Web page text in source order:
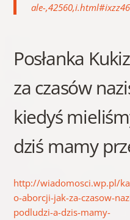
ale-
Posłanka
za czasów
kiedyś
dziś mamy
http://wiadomosci.wp.pl/
o-aborcji-jak-za-czasow-
podludzi-a-dzis-mamy-